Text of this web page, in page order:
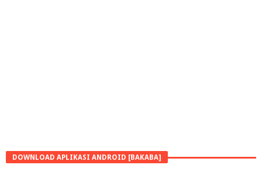
DOWNLOAD APLIKASI ANDROID [BAKABA]